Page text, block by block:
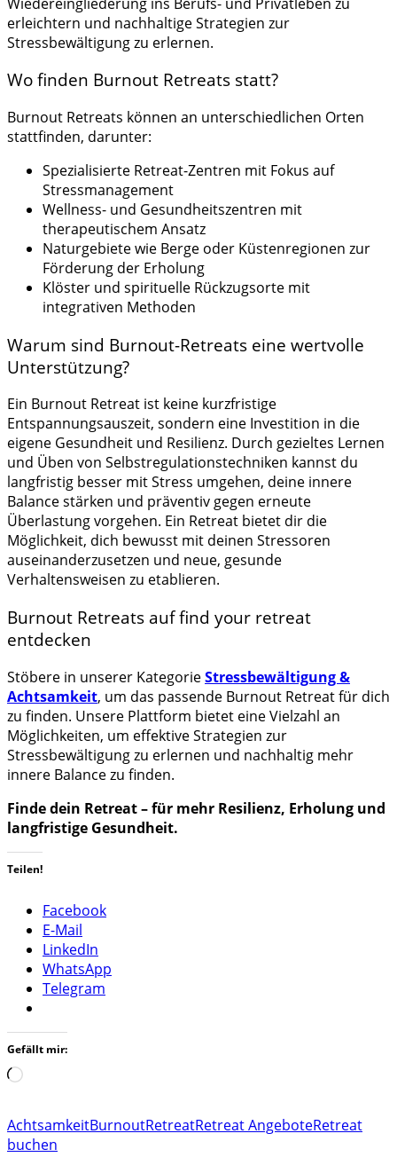
erleichtern und nachhaltige Strategien zur
Stressbewältigung zu erlernen.
Wo finden Burnout Retreats statt?
Burnout Retreats können an unterschiedlichen Orten
stattfinden, darunter:
Spezialisierte Retreat-Zentren mit Fokus auf
Stressmanagement
Wellness- und Gesundheitszentren mit
therapeutischem Ansatz
Naturgebiete wie Berge oder Küstenregionen zur
Förderung der Erholung
Klöster und spirituelle Rückzugsorte mit
integrativen Methoden
Warum sind Burnout-Retreats eine wertvolle
Unterstützung?
Ein Burnout Retreat ist keine kurzfristige
Entspannungsauszeit, sondern eine Investition in die
eigene Gesundheit und Resilienz. Durch gezieltes Lernen
und Üben von Selbstregulationstechniken kannst du
langfristig besser mit Stress umgehen, deine innere
Balance stärken und präventiv gegen erneute
Überlastung vorgehen. Ein Retreat bietet dir die
Möglichkeit, dich bewusst mit deinen Stressoren
auseinanderzusetzen und neue, gesunde
Verhaltensweisen zu etablieren.
Burnout Retreats auf find your retreat
entdecken
Stöbere in unserer KategorieStressbewältigung &
Achtsamkeit, um das passende Burnout Retreat für dich
zu finden. Unsere Plattform bietet eine Vielzahl an
Möglichkeiten, um effektive Strategien zur
Stressbewältigung zu erlernen und nachhaltig mehr
innere Balance zu finden.
Finde dein Retreat – für mehr Resilienz, Erholung und
langfristige Gesundheit.
Teilen!
Facebook
E-Mail
LinkedIn
WhatsApp
Telegram
Gefällt mir:
Wird
AchtsamkeitBurnoutRetreatRetreat AngeboteRetreat
buchen